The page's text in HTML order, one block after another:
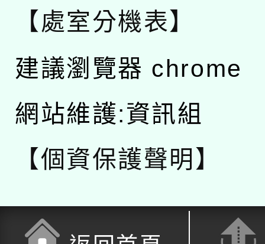
【處室分機表】
建議瀏覽器 chrome
網站維護:資訊組
【個資保護聲明】